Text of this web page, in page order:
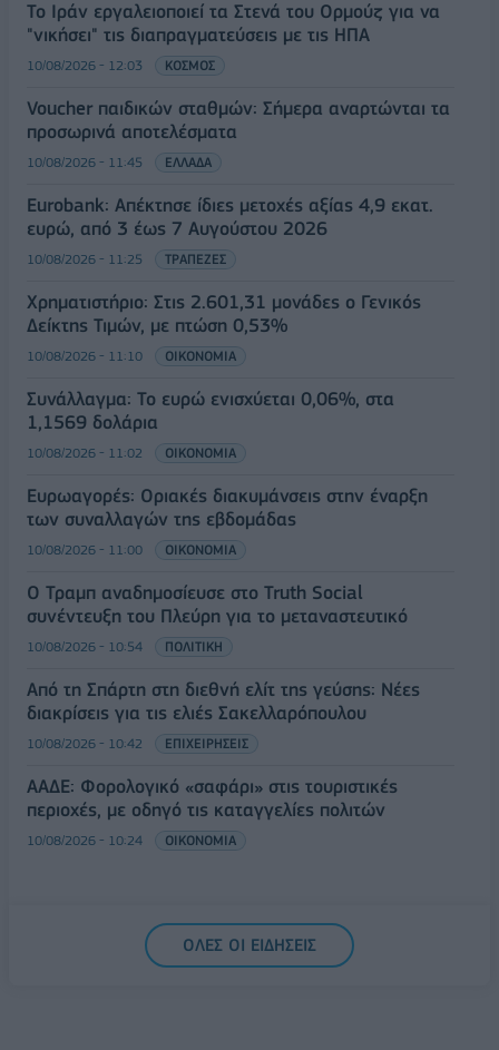
Το Ιράν εργαλειοποιεί τα Στενά του Ορμούζ για να
"νικήσει" τις διαπραγματεύσεις με τις ΗΠΑ
10/08/2026 - 12:03 ΚΟΣΜΟΣ
Voucher παιδικών σταθμών: Σήμερα αναρτώνται τα
προσωρινά αποτελέσματα
10/08/2026 - 11:45 ΕΛΛΑΔΑ
Eurobank: Απέκτησε ίδιες μετοχές αξίας 4,9 εκατ.
ευρώ, από 3 έως 7 Αυγούστου 2026
10/08/2026 - 11:25 ΤΡΑΠΕΖΕΣ
Χρηματιστήριο: Στις 2.601,31 μονάδες ο Γενικός
Δείκτης Τιμών, με πτώση 0,53%
10/08/2026 - 11:10 ΟΙΚΟΝΟΜΙΑ
Συνάλλαγμα: Το ευρώ ενισχύεται 0,06%, στα
1,1569 δολάρια
10/08/2026 - 11:02 ΟΙΚΟΝΟΜΙΑ
Ευρωαγορές: Οριακές διακυμάνσεις στην έναρξη
των συναλλαγών της εβδομάδας
10/08/2026 - 11:00 ΟΙΚΟΝΟΜΙΑ
Ο Τραμπ αναδημοσίευσε στο Truth Social
συνέντευξη του Πλεύρη για το μεταναστευτικό
10/08/2026 - 10:54 ΠΟΛΙΤΙΚΗ
Από τη Σπάρτη στη διεθνή ελίτ της γεύσης: Νέες
διακρίσεις για τις ελιές Σακελλαρόπουλου
10/08/2026 - 10:42 ΕΠΙΧΕΙΡΗΣΕΙΣ
ΑΑΔΕ: Φορολογικό «σαφάρι» στις τουριστικές
περιοχές, με οδηγό τις καταγγελίες πολιτών
10/08/2026 - 10:24 ΟΙΚΟΝΟΜΙΑ
ΟΛΕΣ ΟΙ ΕΙΔΗΣΕΙΣ